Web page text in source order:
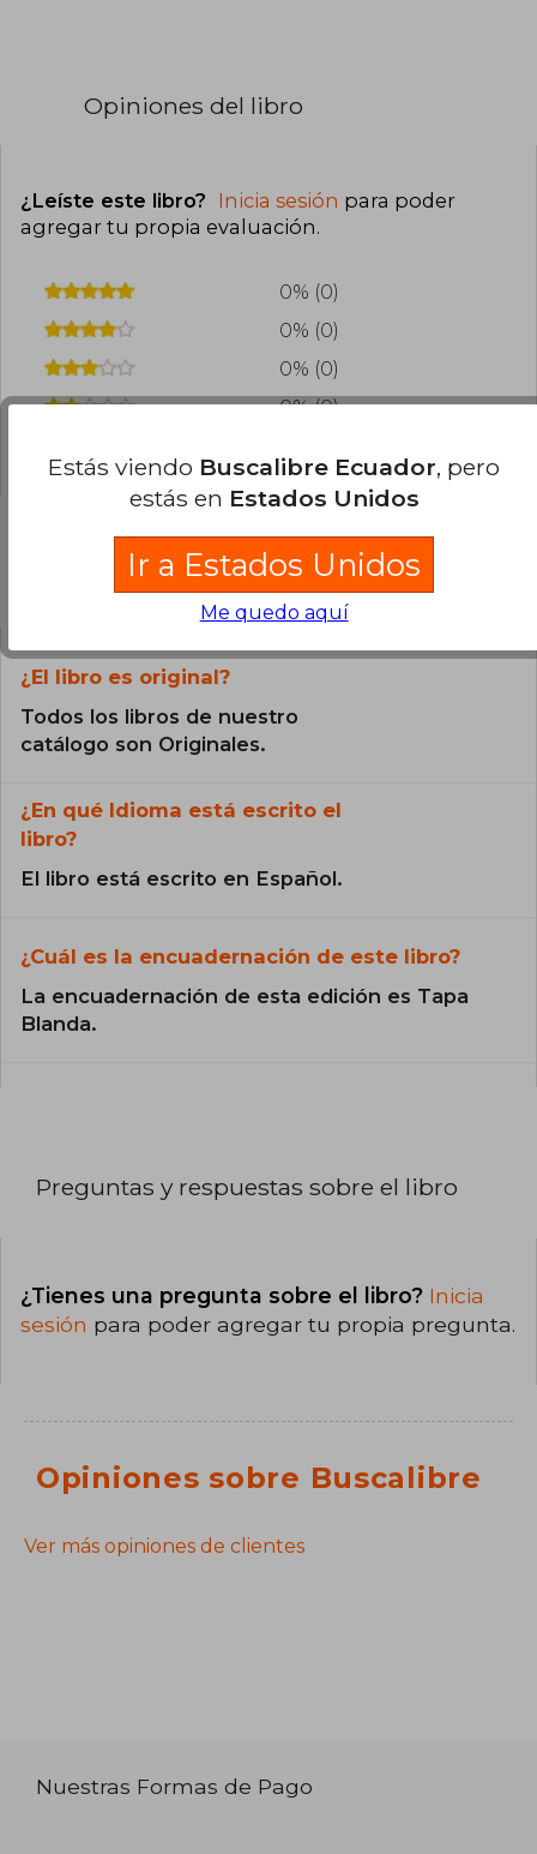
Opiniones del libro
¿Leíste este libro? Inicia sesión para poder
agregar tu propia evaluación.
0% (0)
0% (0)
0% (0)
0% (0)
Preguntas frecuentes sobre el libro
¿El libro es original?
Todos los libros de nuestro
catálogo son Originales.
¿En qué Idioma está escrito el
libro?
El libro está escrito en Español.
¿Cuál es la encuadernación de este libro?
La encuadernación de esta edición es Tapa
Blanda.
Preguntas y respuestas sobre el libro
¿Tienes una pregunta sobre el libro? Inicia
sesión para poder agregar tu propia pregunta.
Opiniones sobre Buscalibre
Ver más opiniones de clientes
Nuestras Formas de Pago
Estás viendo Buscalibre Ecuador, pero
estás en Estados Unidos
Ir a Estados Unidos
Me quedo aquí